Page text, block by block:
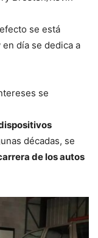
se está
en día se dedica a
se
décadas, se
de losautos